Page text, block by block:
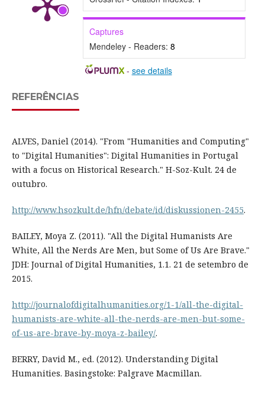
Captures
Mendeley - Readers: 8
- see details
REFERÊNCIAS
ALVES, Daniel (2014). "From "Humanities and Computing"
to "Digital Humanities": Digital Humanities in Portugal
with a focus on Historical Research." H-Soz-Kult. 24 de
outubro.
http://www.hsozkult.de/hfn/debate/id/diskussionen-2455.
BAILEY, Moya Z. (2011). "All the Digital Humanists Are
White, All the Nerds Are Men, but Some of Us Are Brave."
JDH: Journal of Digital Humanities, 1.1. 21 de setembro de
2015.
http://journalofdigitalhumanities.org/1-1/all-the-digital-
humanists-are-white-all-the-nerds-are-men-but-some-
of-us-are-brave-by-moya-z-bailey/.
BERRY, David M., ed. (2012). Understanding Digital
Humanities. Basingstoke: Palgrave Macmillan.